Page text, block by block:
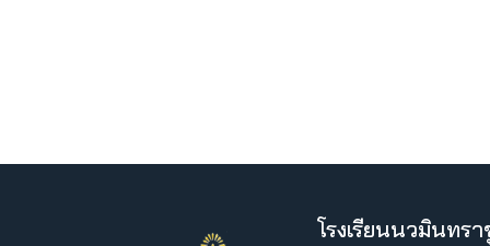
โรงเรียนนวมินทร